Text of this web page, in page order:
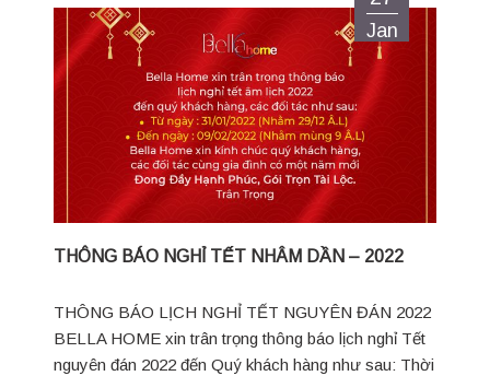
THÔNG BÁO NGHỈ TẾT NHÂM DẦN – 2022
THÔNG BÁO LỊCH NGHỈ TẾT NGUYÊN ĐÁN 2022
BELLA HOME xin trân trọng thông báo lịch nghỉ Tết
nguyên đán 2022 đến Quý khách hàng như sau: Thời
Jan